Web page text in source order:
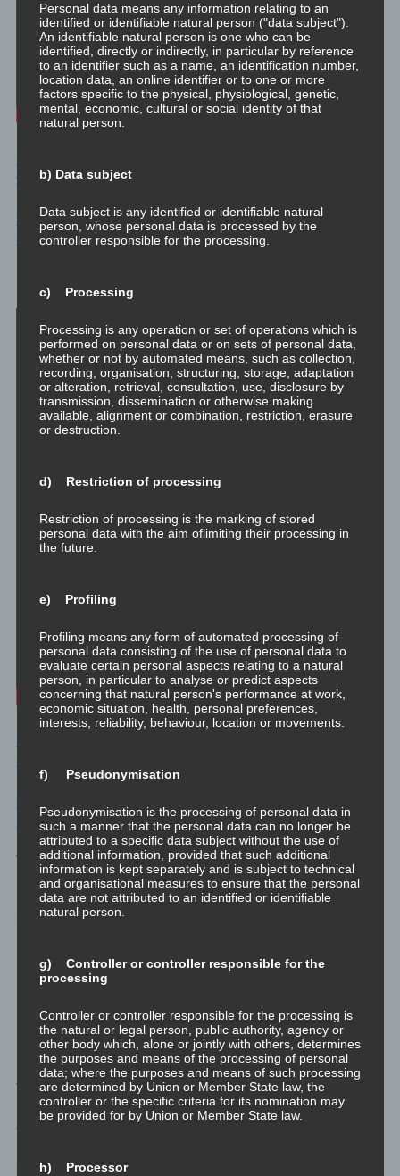
wichtig ist und was uns antreibt
blog.dicklberger.com – Mit ganzem Text – Was uns wichtig ist
und was uns antreibt
Praxis der Werteentwicklung
Werte für mich vs. Werte für andere
Ich möchte zuerst kurz die Motivationsrichtungen in Erinnerung
rufen:
Hin-Zu Motivation: Ich will mehr davon, denn es fühlt
sich gut an
Weg-Von Motivation. Ich will weniger davon, oder noch
besser gar nichts, denn es fühlt sich gar nicht gut an.
Beides ist wichtig und beides ist richtig. Das Beispiel zur
Veranschaulichung war der Jojo-Effekt bei Diäten: Vom
Übergewicht wegzukommen mit Weg-Von-Motivation funktioniert,
das Gewicht sinkt. Das Wunschgewicht zu halten mit Hin-Zu-
also beides wichtig: erst weg von etwas Unerwünschten und
Personal data means any information relating to an
identified or identifiable natural person ("data subject").
An identifiable natural person is one who can be
identified, directly or indirectly, in particular by reference
to an identifier such as a name, an identification number,
location data, an online identifier or to one or more
factors specific to the physical, physiological, genetic,
mental, economic, cultural or social identity of that
natural person.
b) Data subject
Data subject is any identified or identifiable natural
person, whose personal data is processed by the
controller responsible for the processing.
c) Processing
Processing is any operation or set of operations which is
performed on personal data or on sets of personal data,
whether or not by automated means, such as collection,
recording, organisation, structuring, storage, adaptation
or alteration, retrieval, consultation, use, disclosure by
transmission, dissemination or otherwise making
available, alignment or combination, restriction, erasure
or destruction.
d) Restriction of processing
Restriction of processing is the marking of stored
personal data with the aim oflimiting their processing in
the future.
e) Profiling
Profiling means any form of automated processing of
personal data consisting of the use of personal data to
evaluate certain personal aspects relating to a natural
person, in particular to analyse or predict aspects
concerning that natural person's performance at work,
economic situation, health, personal preferences,
interests, reliability, behaviour, location or movements.
f) Pseudonymisation
Pseudonymisation is the processing of personal data in
such a manner that the personal data can no longer be
attributed to a specific data subject without the use of
additional information, provided that such additional
information is kept separately and is subject to technical
and organisational measures to ensure that the personal
data are not attributed to an identified or identifiable
natural person.
g) Controller or controller responsible for the
processing
Controller or controller responsible for the processing is
the natural or legal person, public authority, agency or
other body which, alone or jointly with others, determines
the purposes and means of the processing of personal
data; where the purposes and means of such processing
are determined by Union or Member State law, the
controller or the specific criteria for its nomination may
be provided for by Union or Member State law.
h) Processor